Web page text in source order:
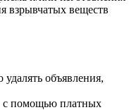
взрывчатых веществ
удалять объявления,
с помощью платных